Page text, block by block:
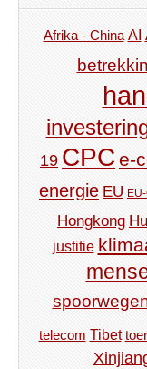
Afrika - China AI
19 CPC e-
energie EU
Hongkong
justitie
telecom Tibet